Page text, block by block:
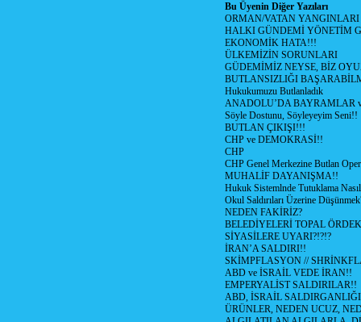
Bu Üyenin Diğer Yazıları
ORMAN/VATAN
HALKI GÜNDEMİ YÖNETİM
EKONOMİK HATA!!!
ÜLKEMİZİN SORUNLARI
GÜDEMİMİZ NEYSE, BİZ
BUTLANSIZLIĞI
Hukukumuzu Butlanladık
ANADOLU’DA BAYRAMLAR
Söyle Dostunu, Söyleyeyim Seni!!
BUTLAN ÇIKIŞI!!!
CHP ve DEMOKRASİ!!
CHP
CHP Genel Merkezine Butlan
MUHALİF DAYANIŞMA!!
Hukuk Sistemlnde Tutuklama
Okul Saldırıları Üzerine
NEDEN FAKİRİZ?
BELEDİYELERİ TOPAL
SİYASİLERE UYARI?!?!?
İRAN’A SALDIRI!!
SKİMPFLASYON //
ABD ve İSRAİL VEDE İRAN!!
EMPERYALİST SALDIRILAR!!
ABD, İSRAİL SALDIRGANLIĞI
ÜRÜNLER, NEDEN UCUZ,